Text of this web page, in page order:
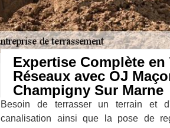
Expertise Complète en
Réseaux avec OJ
Champigny Sur Marne
Besoin de terrasser un terrain et
canalisation ainsi que la pose de